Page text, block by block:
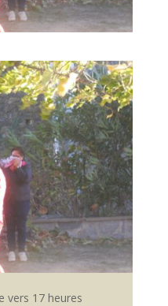
vers 17 heures